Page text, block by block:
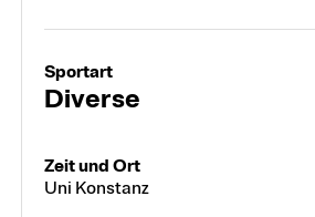
Diverse
Uni Konstanz